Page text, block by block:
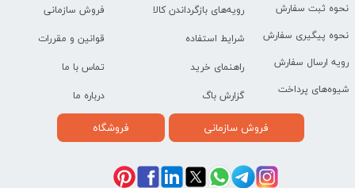
نحوه ثبت سفارش
نحوه پیگیری سفارش
رویه ارسال سفارش
شیوه‌های پرداخت
رویه‌های بازگرداندن کالا
شرایط استفاده
راهنمای خرید
گزارش باگ
فروش سازمانی
قوانین و مقررات
تماس با ما
درباره ما
فروش سازمانی فروشگاه